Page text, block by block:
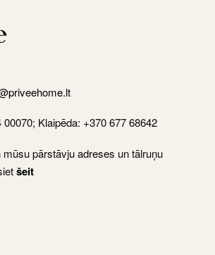
Klaipēda: +370 677 68642
pārstāvju adreses un tālruņu
šeit